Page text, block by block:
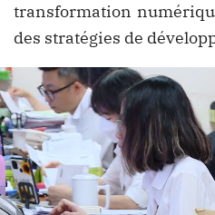
transformation
des stratégies de